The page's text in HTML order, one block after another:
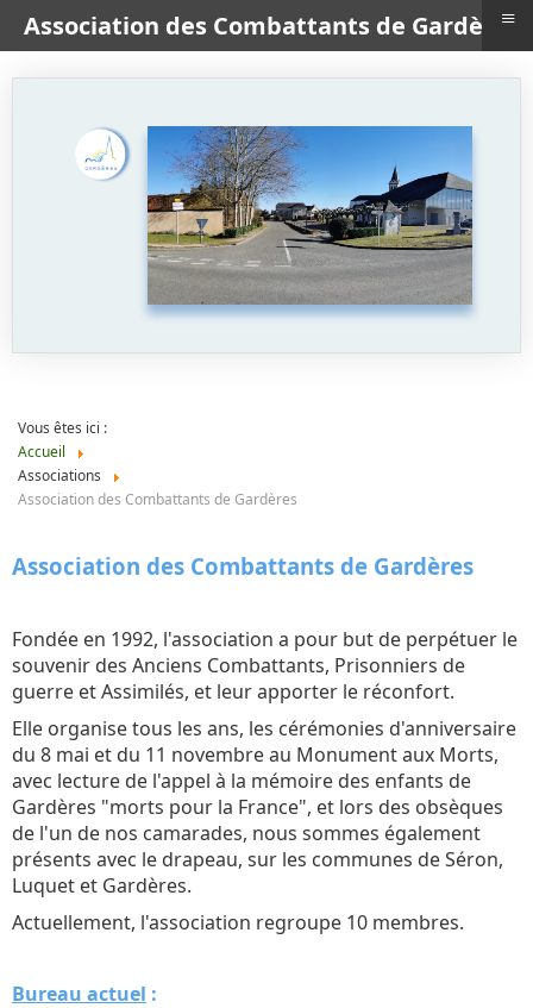
Vous êtes ici :
Accueil
Associations
Association des Combattants de Gardères
Association des Combattants de Gardères
Fondée en 1992, l'association a pour but de perpétuer le
souvenir des Anciens Combattants, Prisonniers de
guerre et Assimilés, et leur apporter le réconfort.
Elle organise tous les ans, les cérémonies d'anniversaire
du 8 mai et du 11 novembre au Monument aux Morts,
avec lecture de l'appel à la mémoire des enfants de
Gardères "morts pour la France", et lors des obsèques
de l'un de nos camarades, nous sommes également
présents avec le drapeau, sur les communes de Séron,
Luquet et Gardères.
Actuellement, l'association regroupe 10 membres.
Bureau actuel :
Association des Combattants de Gardères
≡